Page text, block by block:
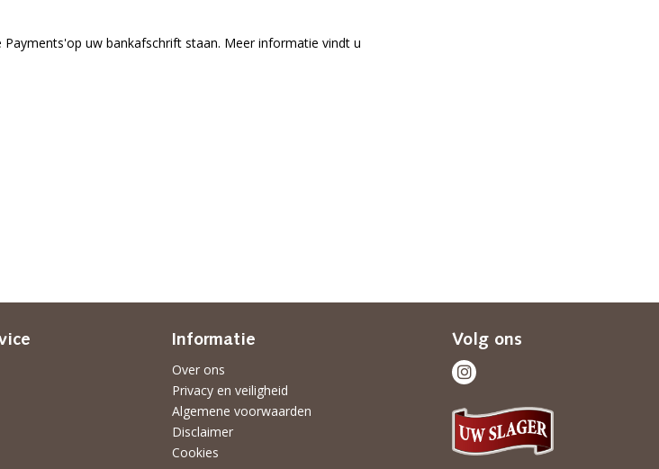
uw bankafschrift staan. Meer informatie vindt u
Informatie
Over ons
Privacy en veiligheid
Algemene voorwaarden
Disclaimer
Cookies
Volg ons